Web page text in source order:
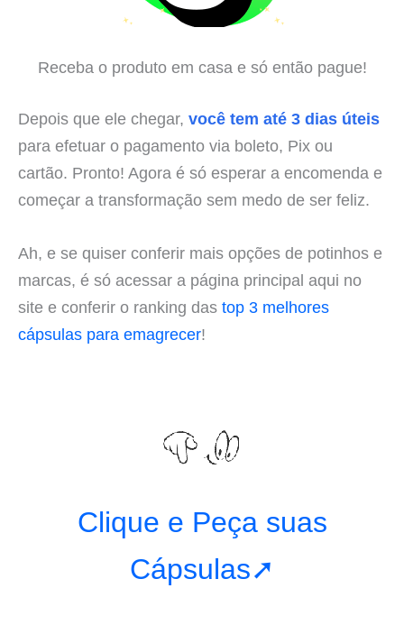
Receba o produto em casa e só então pague!
Depois que ele chegar, você tem até 3 dias úteis
para efetuar o pagamento via boleto, Pix ou
cartão. Pronto! Agora é só esperar a encomenda e
começar a transformação sem medo de ser feliz.
Ah, e se quiser conferir mais opções de potinhos e
marcas, é só acessar a página principal aqui no
site e conferir o ranking das top 3 melhores
cápsulas para emagrecer!
Clique e Peça suas
Cápsulas➚